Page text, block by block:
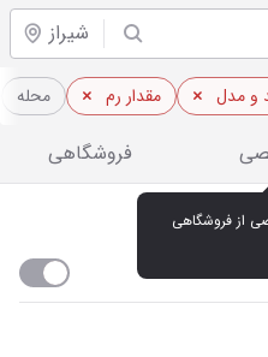
شیراز
و مدل مقدار رم محله
فروشگاهی
شیراز